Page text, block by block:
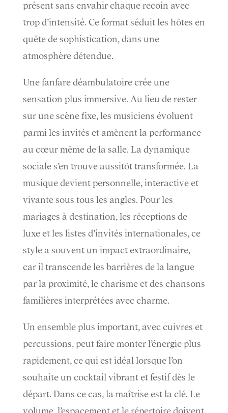
présent sans envahir chaque recoin avec
trop d’intensité. Ce format séduit les hôtes en
quête de sophistication, dans une
atmosphère détendue.
Une fanfare déambulatoire crée une
sensation plus immersive. Au lieu de rester
sur une scène fixe, les musiciens évoluent
parmi les invités et amènent la performance
au cœur même de la salle. La dynamique
sociale s’en trouve aussitôt transformée. La
musique devient personnelle, interactive et
vivante sous tous les angles. Pour les
mariages à destination, les réceptions de
luxe et les listes d’invités internationales, ce
style a souvent un impact extraordinaire,
car il transcende les barrières de la langue
par la proximité, le charisme et des chansons
familières interprétées avec charme.
Un ensemble plus important, avec cuivres et
percussions, peut faire monter l’énergie plus
rapidement, ce qui est idéal lorsque l’on
souhaite un cocktail vibrant et festif dès le
départ. Dans ce cas, la maîtrise est la clé. Le
volume, l’espacement et le répertoire doivent